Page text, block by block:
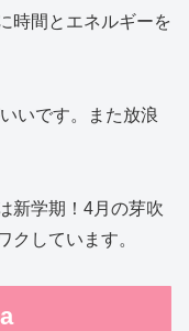
時間とエネルギーを
いです。また放浪
新学期！4月の芽吹
クしています。